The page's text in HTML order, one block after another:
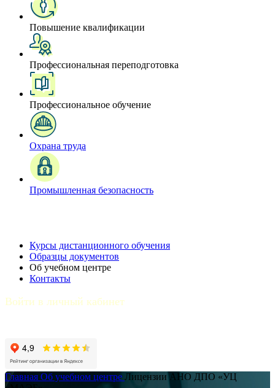
Повышение квалификации
Профессиональная переподготовка
Профессиональное обучение
Охрана труда
Промышленная безопасность
Курсы дистанционного обучения
Образцы документов
Об учебном центре
Контакты
Войти в личный кабинет
Главная Об учебном центре Лицензии АНО ДПО «УЦ